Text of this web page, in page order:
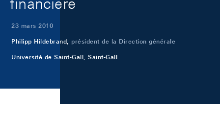
financière
23 mars 2010
Philipp Hildebrand, président de la Direction générale
Université de Saint-Gall, Saint-Gall